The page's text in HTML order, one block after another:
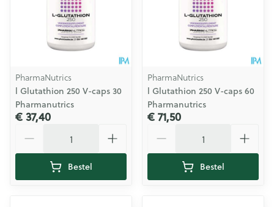
PharmaNutrics
l Glutathion 250 V-caps 30
Pharmanutrics
€ 37,40
Bestel
PharmaNutrics
l Glutathion 250 V-caps 60
Pharmanutrics
€ 71,50
Bestel